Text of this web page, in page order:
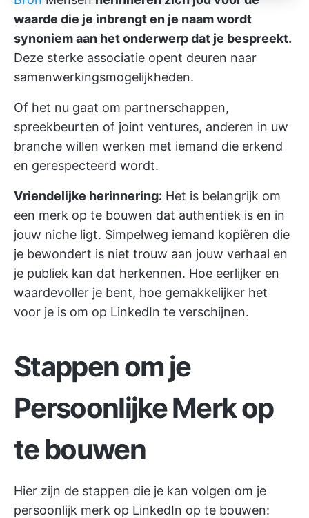
waarde die je inbrengt en je naam wordt
synoniem aan het onderwerp dat je bespreekt.
Deze sterke associatie opent deuren naar
samenwerkingsmogelijkheden.
Of het nu gaat om partnerschappen,
spreekbeurten of joint ventures, anderen in uw
branche willen werken met iemand die erkend
en gerespecteerd wordt.
Vriendelijke herinnering: Het is belangrijk om
een merk op te bouwen dat authentiek is en in
jouw niche ligt. Simpelweg iemand kopiëren die
je bewondert is niet trouw aan jouw verhaal en
je publiek kan dat herkennen. Hoe eerlijker en
waardevoller je bent, hoe gemakkelijker het
voor je is om op LinkedIn te verschijnen.
Stappen om je
Persoonlijke Merk op
te bouwen
Hier zijn de stappen die je kan volgen om je
persoonlijk merk op LinkedIn op te bouwen: